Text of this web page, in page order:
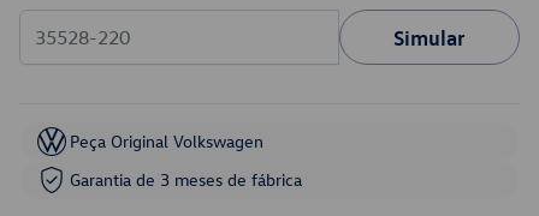
Simular
Peça Original Volkswagen
Garantia de 3 meses de fábrica